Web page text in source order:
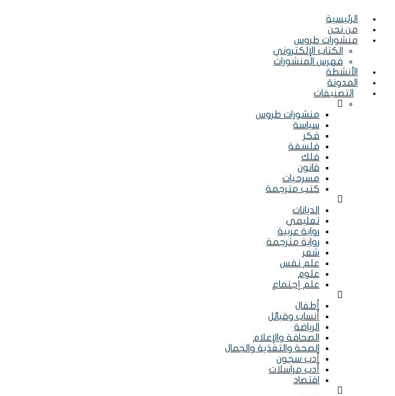
الرئيسية
من نحن
منشورات طروس
الكتاب الإلكتروني
فهرس المنشورات
الأنشطة
المدونة
التصنيفات
Menu
منشورات طروس
سياسة
فكر
فلسفة
فلك
قانون
مسرحيات
كتب مترجمة
Menu
الديانات
تعليمي
رواية عربية
رواية مترجمة
شعر
علم نفس
علوم
علم إجتماع
Menu
أطفال
أنساب وقبائل
الرياضة
الصحافة والإعلام
الصحة والتغذية والجمال
أدب سجون
أدب مراسلات
اقتصاد
Menu